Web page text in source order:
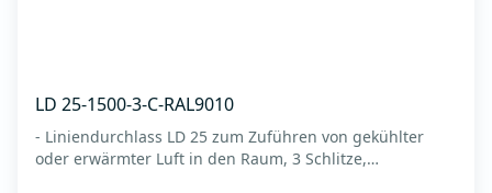
LD 25-1500-3-C-RAL9010
- Liniendurchlass LD 25 zum Zuführen von gekühlter
oder erwärmter Luft in den Raum, 3 Schlitze,